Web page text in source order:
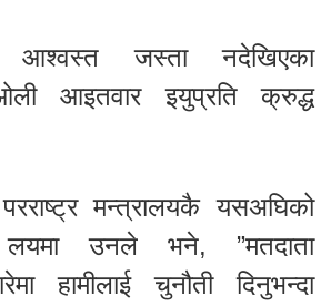
आश्वस्त जस्ता नदेखिएका
आइतवार इयुप्रति क्रुद्ध
मन्त्रालयकै यसअघिको
लयमा उनले भने, ”मतदाता
हामीलाई चुनौती दिनुभन्दा